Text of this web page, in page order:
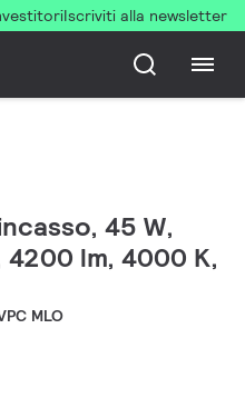
Iscriviti alla newsletter
45 W,
4200 lm, 4000 K,
MLO